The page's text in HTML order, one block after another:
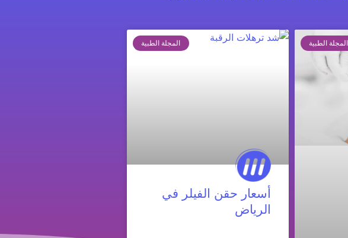
المجلة الطبية المجلة الطبية
أسعار حقن الفيلر في
الرياض
Page
Page
Page
Page